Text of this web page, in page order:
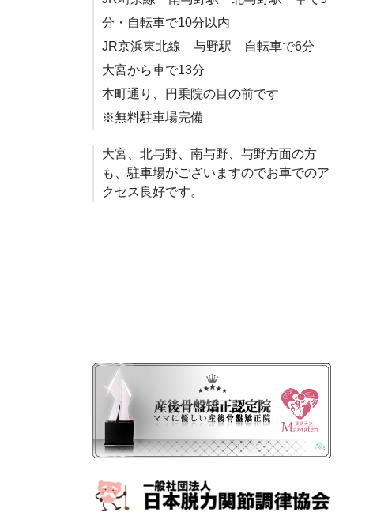
分・自転車で10分以内
JR京浜東北線 与野駅 自転車で6分
大宮から車で13分
本町通り、円乗院の目の前です
※無料駐車場完備
大宮、北与野、南与野、与野方面の方
も、駐車場がございますのでお車でのア
クセス良好です。